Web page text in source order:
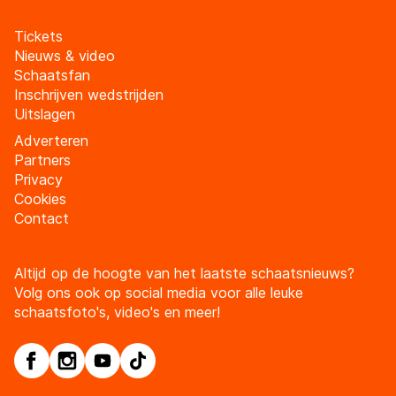
Tickets
Nieuws & video
Schaatsfan
Inschrijven wedstrijden
Uitslagen
Adverteren
Partners
Privacy
Cookies
Contact
Altijd op de hoogte van het laatste schaatsnieuws?
Volg ons ook op social media voor alle leuke
schaatsfoto's, video's en meer!